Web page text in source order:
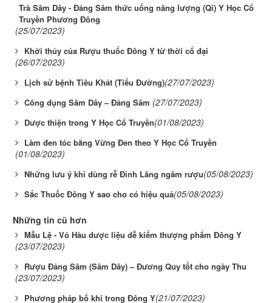
Trà Sâm Dây - Đảng Sâm thức uống năng lượng (Qi) Y Học Cổ
Truyền Phương Đông
(25/07/2023)
Khởi thủy của Rượu thuốc Đông Y từ thời cổ đại
(26/07/2023)
Lịch sử bệnh Tiêu Khát (Tiểu Đường)(27/07/2023)
Công dụng Sâm Dây – Đảng Sâm (27/07/2023)
Dược thiện trong Y Học Cổ Truyền(01/08/2023)
Làm đen tóc bằng Vừng Đen theo Y Học Cổ Truyền
(01/08/2023)
Những lưu ý khi dùng rễ Đinh Lăng ngâm rượu(05/08/2023)
Sắc Thuốc Đông Y sao cho có hiệu quả(05/08/2023)
Những tin cũ hơn
Mẫu Lệ - Vỏ Hàu dược liệu dễ kiếm thượng phẩm Đông Y
(23/07/2023)
Rượu Đảng Sâm (Sâm Dây) – Đương Quy tốt cho ngày Thu
(23/07/2023)
Phương pháp bổ khí trong Đông Y(21/07/2023)